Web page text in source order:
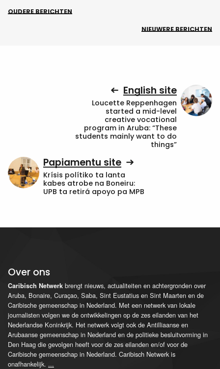
OUDERE BERICHTEN
NIEUWERE BERICHTEN
English site
Loucette Reppenhagen
started a mid-level
creative vocational
program in Aruba: “These
students mainly want to do
things”
Papiamentu site
Krísis polítiko ta lanta
kabes atrobe na Boneiru:
UPB ta retirá apoyo pa MPB
Over ons
Caribisch Netwerk brengt nieuws, actualiteiten en achtergronden over
Aruba, Bonaire, Curaçao, Saba, Sint Eustatius en Sint Maarten en de
Caribische gemeenschap in Nederland. Met een netwerk van lokale
journalisten volgen we de ontwikkelingen op de zes eilanden van het
Nederlandse Koninkrijk. Het netwerk volgt ook de Antilliaanse en
Arubaanse gemeenschap in Nederland en de politieke besluitvorming in
Den Haag die gevolgen heeft voor de zes eilanden en/of voor de
Caribische gemeenschap in Nederland. Caribisch Netwerk is
onafhankelijk. ...